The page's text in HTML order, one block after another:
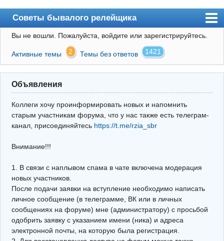
Советы бывалого релейщика
Форум
Правила
Поиск
Регистрация
Архив
Почта
Поиск релейщика
Видео РЗиА
Фотохостинг
Телеграм
Вы не вошли. Пожалуйста, войдите или зарегистрируйтесь.
Активные темы 2 Темы без ответов 1421
Объявления
Коллеги хочу проинформировать новых и напомнить
старым участникам форума, что у нас также есть телеграм-
канал, присоединяйтесь https://t.me/rzia_sbr
Внимание!!!
1. В связи с наплывом спама в чате включена модерация
новых участников.
После подачи заявки на вступление необходимо написать
личное сообщение (в телеграмме, ВК или в личных
сообщениях на форуме) мне (администратору) с просьбой
одобрить заявку с указанием имени (ника) и адреса
электронной почты, на которую была регистрация.